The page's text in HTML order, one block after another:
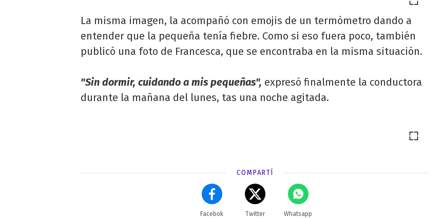
La misma imagen, la acompañó con emojis de un termómetro dando a
entender que la pequeña tenía fiebre. Como si eso fuera poco, también
publicó una foto de Francesca, que se encontraba en la misma situación.
"Sin dormir, cuidando a mis pequeñas", expresó finalmente la conductora
durante la mañana del lunes, tas una noche agitada.
COMPARTÍ
Facebok Twitter Whatsapp